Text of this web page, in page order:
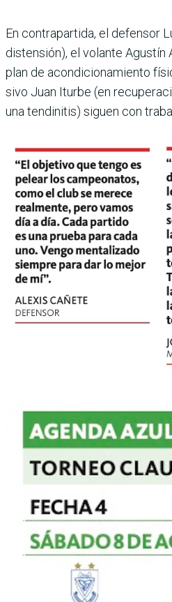
En contrapartida, el defen­sor
distensión), el volante Agustín
plan de acondicionamiento
sivo Juan Iturbe (en
una tendinitis) siguen con